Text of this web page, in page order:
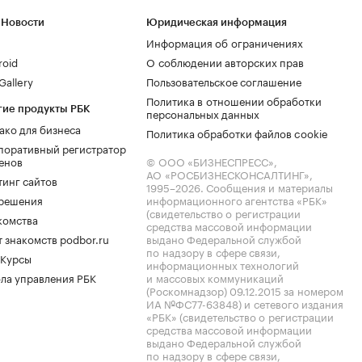
продукты РБК
для бизнеса
регистратор
сайтов
знакомств podbor.ru
управления РБК
Юридическая информация
Информация об ограничениях
О соблюдении авторских прав
Пользовательское соглашение
Политика в отношении обработки
персональных данных
Политика обработки файлов cookie
© ООО «БИЗНЕСПРЕСС»,
АО «РОСБИЗНЕСКОНСАЛТИНГ»,
1995–2026. Сообщения и материалы
информационного агентства «РБК»
(свидетельство о регистрации
средства массовой информации
выдано Федеральной службой
по надзору в сфере связи,
информационных технологий
и массовых коммуникаций
(Роскомнадзор) 09.12.2015 за номером
ИА №ФС77-63848) и сетевого издания
«РБК» (свидетельство о регистрации
средства массовой информации
выдано Федеральной службой
по надзору в сфере связи,